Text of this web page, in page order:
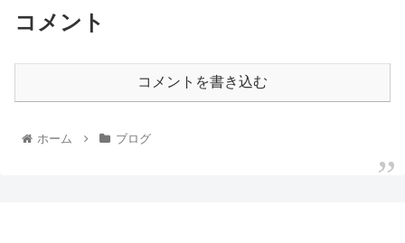
コメント
コメントを書き込む
ホーム ブログ